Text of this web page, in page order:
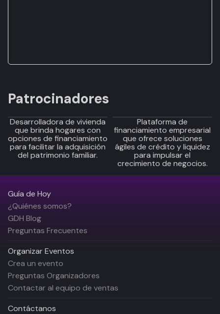
Patrocinadores
Desarrolladora de vivienda
que brinda hogares con
opciones de financiamiento
para facilitar la adquisición
del patrimonio familiar.
Plataforma de
financiamiento empresarial
que ofrece soluciones
ágiles de crédito y liquidez
para impulsar el
crecimiento de negocios.
Guía de Hoy
¿Quiénes somos?
GDH Blog
Preguntas Frecuentes
Organizar Eventos
Crea un evento
Preguntas Organizadores
Contactar al equipo de ventas
Contáctanos